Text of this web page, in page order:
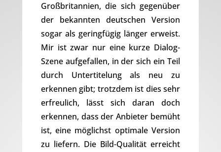
Großbritannien, die sich gegenüber
der bekannten deutschen Version
sogar als geringfügig länger erweist.
Mir ist zwar nur eine kurze Dialog-
Szene aufgefallen, in der sich ein Teil
durch Untertitelung als neu zu
erkennen gibt; trotzdem ist dies sehr
erfreulich, lässt sich daran doch
erkennen, dass der Anbieter bemüht
ist, eine möglichst optimale Version
zu liefern. Die Bild-Qualität erreicht